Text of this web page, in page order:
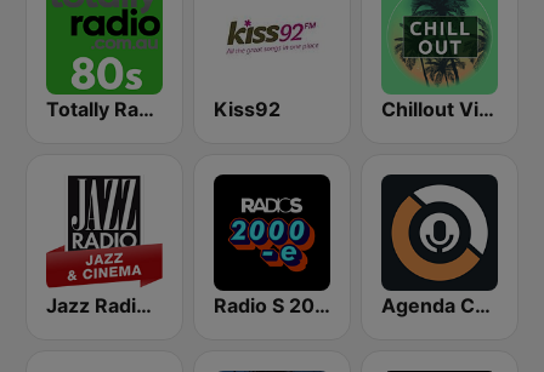
Totally Radio 80s Kiss92 Chillout Vibes
Jazz Radio Jazz & Cinema Radio S 2000 Agenda Cultural Blues & Jazz